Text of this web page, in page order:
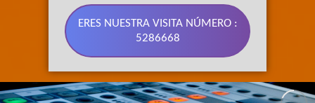
ERES NUESTRA VISITA NÚMERO :
5286668